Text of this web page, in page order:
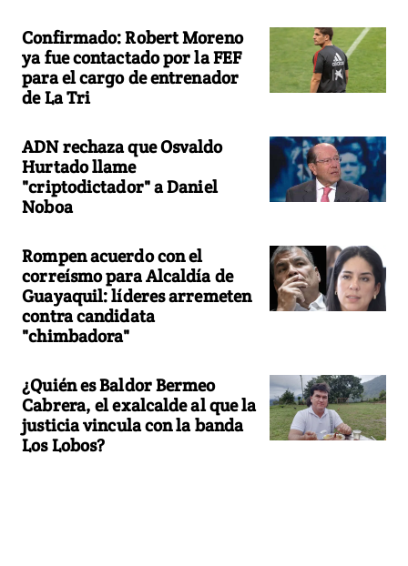
Confirmado: Robert Moreno
ya fue contactado por la FEF
para el cargo de entrenador
de La Tri
ADN rechaza que Osvaldo
Hurtado llame
"criptodictador" a Daniel
Noboa
Rompen acuerdo con el
correísmo para Alcaldía de
Guayaquil: líderes arremeten
contra candidata
"chimbadora"
¿Quién es Baldor Bermeo
Cabrera, el exalcalde al que la
justicia vincula con la banda
Los Lobos?